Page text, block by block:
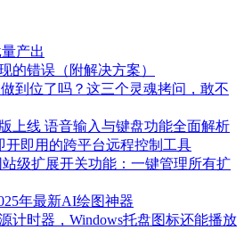
产出
的错误（附解决方案）
到位了吗？这三个灵魂拷问，敢不
上线 语音输入与键盘功能全面解析
开即用的跨平台远程控制工具
站级扩展开关功能：一键管理所有扩
年最新AI绘图神器
计时器，Windows托盘图标还能播放